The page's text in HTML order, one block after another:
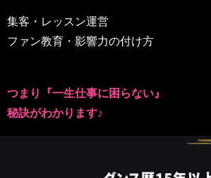
集客・レッスン運営
ファン教育・影響力の付け方
つまり『一生仕事に困らない』
秘訣がわかります♪